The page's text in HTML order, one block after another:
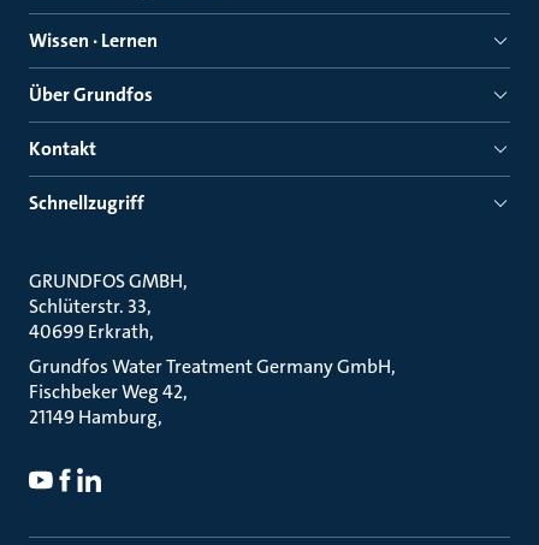
Wissen · Lernen
Über Grundfos
Kontakt
Schnellzugriff
GRUNDFOS GMBH
Schlüterstr. 33
40699 Erkrath
Grundfos Water Treatment Germany GmbH
Fischbeker Weg 42
21149 Hamburg